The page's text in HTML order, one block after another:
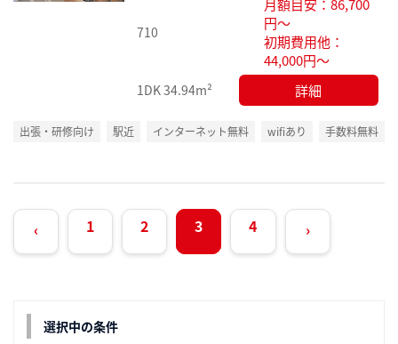
録
710
円～
初期費用他：
44,000円～
1DK34.94m² 詳細
出張・研修向け 駅近 インターネット無料 wifiあり 手数料無料
‹ 1 2 3 4 ›
選択中の条件